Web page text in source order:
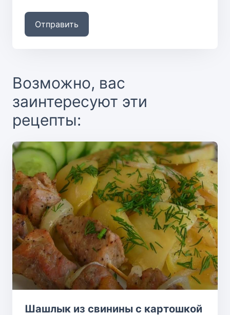
Отправить
Возможно, вас
заинтересуют эти
рецепты:
Шашлык из свинины с картошкой